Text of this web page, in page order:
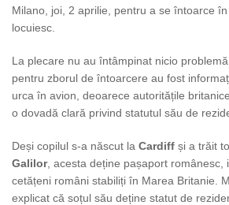
Milano, joi, 2 aprilie, pentru a se întoarce
locuiesc.
La plecare nu au întâmpinat nicio
pentru zborul de întoarcere au fost
urca în avion, deoarece autoritățile
o dovadă clară privind statutul său de
Deși copilul s-a născut la Cardiff și a trăit
Galilor, acesta deține pașaport românesc,
cetățeni români stabiliți în Marea Britanie.
explicat că soțul său deține statut de